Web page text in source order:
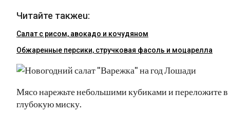
Читайте такжеu:
Салат с рисом, авокадо и кочудяном
Обжаренные персики, стручковая фасоль и моцарелла
Мясо нарежьте небольшими кубиками и переложите в
глубокую миску.